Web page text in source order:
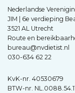
Nederlandse
JIM | 6e verdieping
3521 AL Utrecht
Route en
bureau@nvdietist.nl
030-634 62 22
KvK-nr. 40530679
BTW-nr.